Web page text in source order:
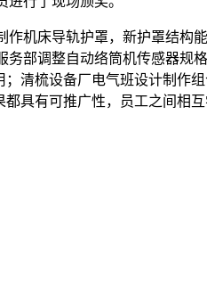
机床导轨护罩，新护罩结构
部调整自动络筒机传感器规
清梳设备厂电气班设计制作
具有可推广性，员工之间相